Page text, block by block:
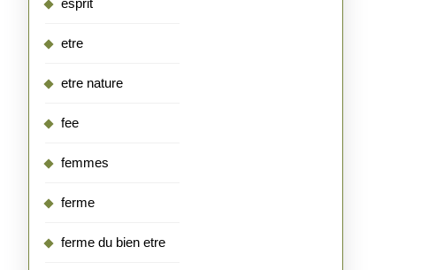
esprit
etre
etre nature
fee
femmes
ferme
ferme du bien etre